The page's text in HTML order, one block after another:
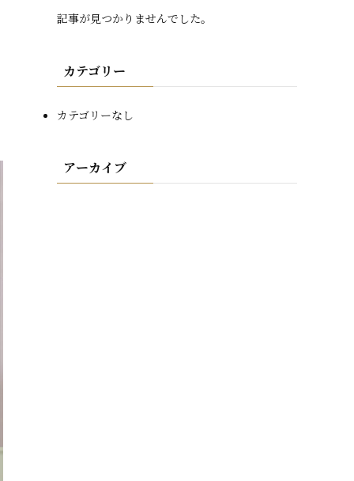
記事が見つかりませんでした。
カテゴリー
カテゴリーなし
アーカイブ